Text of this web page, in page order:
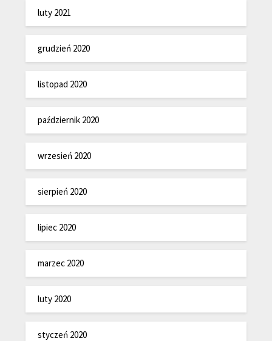
luty 2021
grudzień 2020
listopad 2020
październik 2020
wrzesień 2020
sierpień 2020
lipiec 2020
marzec 2020
luty 2020
styczeń 2020